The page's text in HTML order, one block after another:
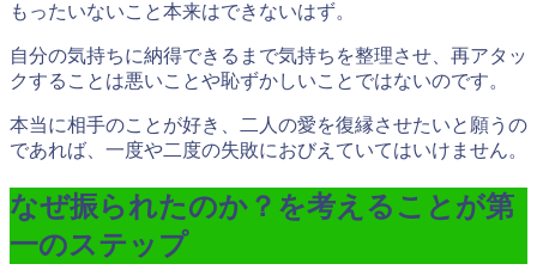
もったいないこと本来はできないはず。
自分の気持ちに納得できるまで気持ちを整理させ、再アタッ
クすることは悪いことや恥ずかしいことではないのです。
本当に相手のことが好き、二人の愛を復縁させたいと願うの
であれば、一度や二度の失敗におびえていてはいけません。
なぜ振られたのか？を考えることが第
一のステップ